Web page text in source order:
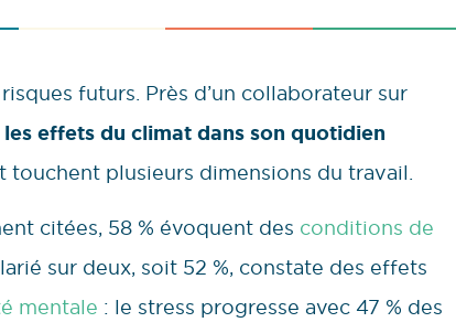
futurs. Près d’un collaborateur sur
effets du climat dans son quotidien
touchent plusieurs dimensions du travail.
citées, 58 % évoquent des conditions de
sur deux, soit 52 %, constate des effets
mentale : le stress progresse avec 47 % des